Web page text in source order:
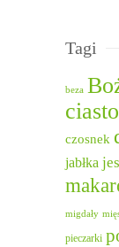
Tagi
beza
ciasto
czosnek
jabłka
migdały
pieczarki